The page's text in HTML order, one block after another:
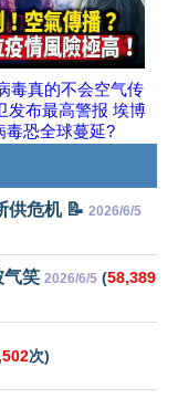
毒真的不会空气传
发布最高警报 埃博
毒恐全球蔓延?
供危机 📝 2026/6/5
气笑 2026/6/5 (58,389
次)